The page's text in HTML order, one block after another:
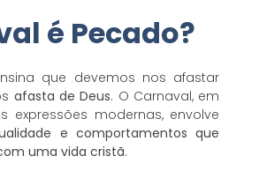
é Pecado?
que devemos nos afastar
afasta de Deus. O Carnaval, em
expressões modernas, envolve
e comportamentos que
uma vida cristã.